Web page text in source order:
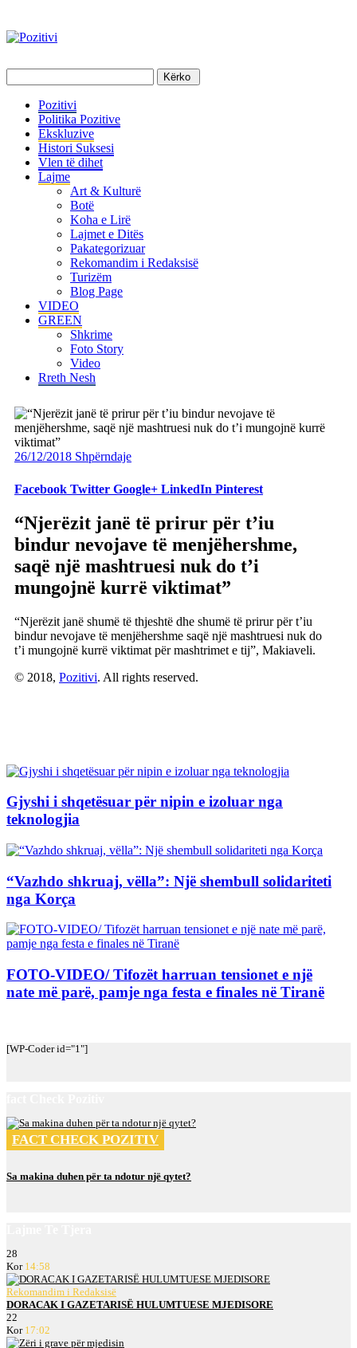
Pozitivi
Politika Pozitive
Ekskluzive
Histori Suksesi
Vlen të dihet
Lajme
Art & Kulturë
Botë
Koha e Lirë
Lajmet e Ditës
Pakategorizuar
Rekomandim i Redaksisë
Turizëm
Blog Page
VIDEO
GREEN
Shkrime
Foto Story
Video
Rreth Nesh
26/12/2018 Shpërndaje
Facebook Twitter Google+ LinkedIn Pinterest
“Njerëzit janë të prirur për t’iu
bindur nevojave të menjëhershme,
saqë një mashtruesi nuk do t’i
mungojnë kurrë viktimat”
“Njerëzit janë shumë të thjeshtë dhe shumë të prirur për t’iu
bindur nevojave të menjëhershme saqë një mashtruesi nuk do
t’i mungojnë kurrë viktimat për mashtrimet e tij”, Makiaveli.
© 2018, Pozitivi. All rights reserved.
Gjyshi i shqetësuar për nipin e izoluar nga
teknologjia
“Vazhdo shkruaj, vëlla”: Një shembull solidariteti
nga Korça
FOTO-VIDEO/ Tifozët harruan tensionet e një
nate më parë, pamje nga festa e finales në Tiranë
[WP-Coder id="1"]
FACT CHECK POZITIV
Sa makina duhen për ta ndotur një qytet?
28
Kor 14:58
Rekomandim i Redaksisë
DORACAK I GAZETARISË HULUMTUESE MJEDISORE
22
Kor 17:02